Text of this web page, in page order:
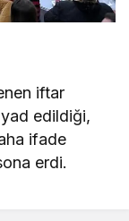
iftar
yad edildiği,
ifade
erdi.